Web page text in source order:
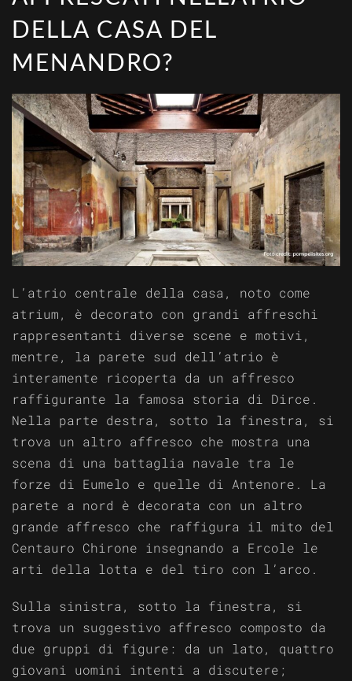
DELLA CASA DEL
MENANDRO?
L’atrio centrale della casa, noto come
atrium, è decorato con grandi affreschi
rappresentanti diverse scene e motivi,
mentre, la parete sud dell’atrio è
interamente ricoperta da un affresco
raffigurante la famosa storia di Dirce.
Nella parte destra, sotto la finestra, si
trova un altro affresco che mostra una
scena di una battaglia navale tra le
forze di Eumelo e quelle di Antenore. La
parete a nord è decorata con un altro
grande affresco che raffigura il mito del
Centauro Chirone insegnando a Ercole le
arti della lotta e del tiro con l’arco.
Sulla sinistra, sotto la finestra, si
trova un suggestivo affresco composto da
due gruppi di figure: da un lato, quattro
giovani uomini intenti a discutere;